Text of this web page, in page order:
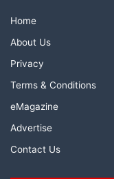
Home
About Us
Privacy
Terms & Conditions
eMagazine
Advertise
Contact Us